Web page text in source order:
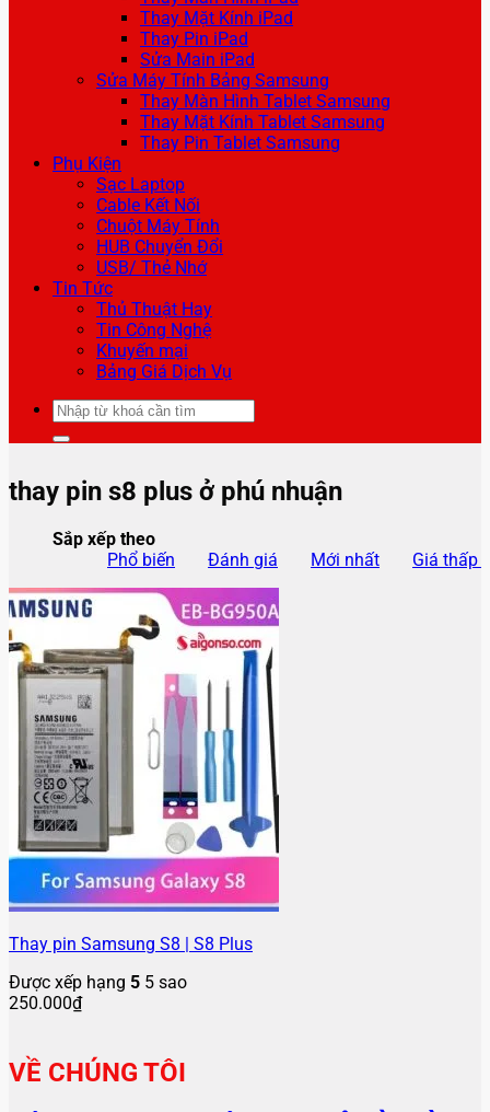
Thay Mặt Kính iPad
Thay Pin iPad
Sửa Main iPad
Sửa Máy Tính Bảng Samsung
Thay Màn Hình Tablet Samsung
Thay Mặt Kính Tablet Samsung
Thay Pin Tablet Samsung
Phụ Kiện
Sạc Laptop
Cable Kết Nối
Chuột Máy Tính
HUB Chuyển Đổi
USB/ Thẻ Nhớ
Tin Tức
Thủ Thuật Hay
Tin Công Nghệ
Khuyến mại
Bảng Giá Dịch Vụ
Tìm
kiếm:
thay pin s8 plus ở phú nhuận
Sắp xếp theo
Phổ biến
Đánh giá Mới nhất Giá thấp
Thay pin Samsung S8 | S8 Plus
Được xếp hạng 5 5 sao
250.000₫
VỀ CHÚNG TÔI